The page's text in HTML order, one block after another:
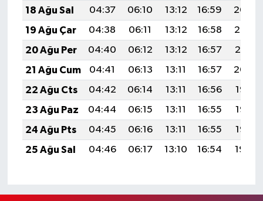
18 Ağu Sal
04:37 06:10 13:12 16:59
20:04
19 Ağu Çar
04:38 06:11 13:12 16:58
20:02
20 Ağu Per
04:40 06:12 13:12 16:57
20:01
21 Ağu Cum
04:41 06:13 13:11 16:57
20:00
22 Ağu Cts
04:42 06:14 13:11 16:56
19:58
23 Ağu Paz
04:44 06:15 13:11 16:55
19:57
24 Ağu Pts
04:45 06:16 13:11 16:55
19:55
25 Ağu Sal
04:46 06:17 13:10 16:54 19:54